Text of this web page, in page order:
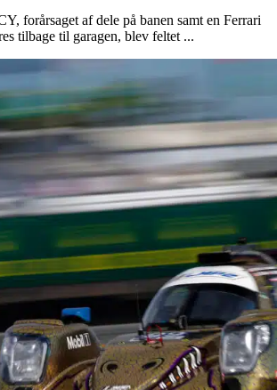
forårsaget af dele på banen samt en Ferrari
tilbage til garagen, blev feltet ...